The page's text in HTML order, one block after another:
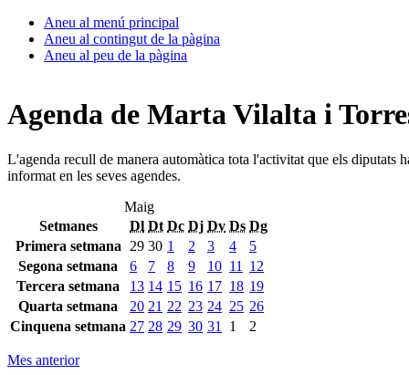
Aneu al menú principal
Aneu al contingut de la pàgina
Aneu al peu de la pàgina
Agenda de Marta Vilalta i
L'agenda recull de manera automàtica tota l'activitat que els diputats
informat en les seves agendes.
Maig
Setmanes
Dl Dt Dc Dj Dv Ds Dg
Primera setmana
29 30 1 2 3 4
5
Segona setmana
6 7 8 9 10 11
12
Tercera setmana
13 14 15 16 17 18 19
Quarta setmana
20 21 22 23 24 25 26
Cinquena setmana 27 28 29 30 31 1 2
Mes anterior